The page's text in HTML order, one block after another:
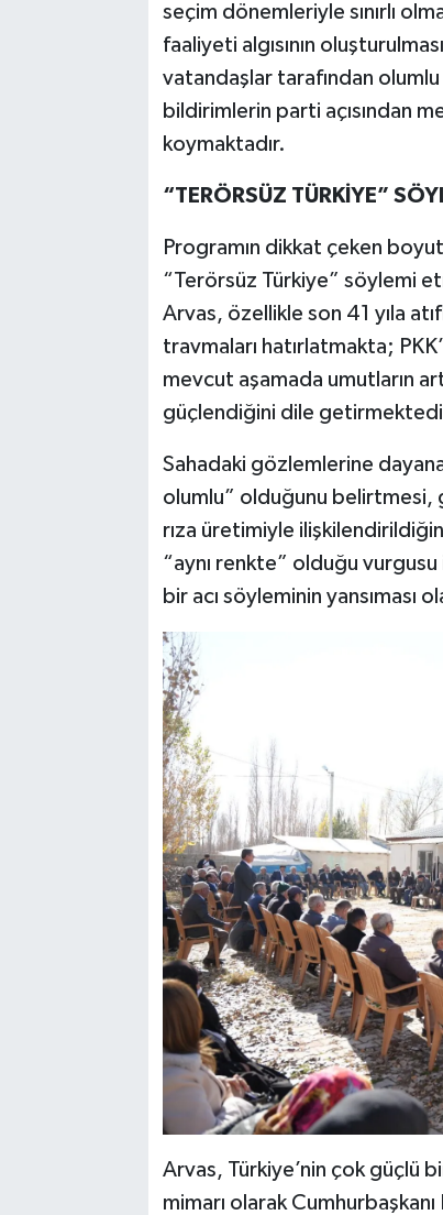
seçim dönemleriyle sınırlı
faaliyeti algısının
vatandaşlar tarafından olumlu
bildirimlerin parti açısından
koymaktadır.
“TERÖRSÜZ TÜRKİYE”
Programın dikkat çeken
“Terörsüz Türkiye” söylemi
Arvas, özellikle son 41 yıla
travmaları hatırlatmakta;
mevcut aşamada umutların
güçlendiğini dile
Sahadaki gözlemlerine
olumlu” olduğunu belirtmesi,
rıza üretimiyle
“aynı renkte” olduğu
bir acı söyleminin yansıması
Arvas, Türkiye’nin çok güçlü
mimarı olarak